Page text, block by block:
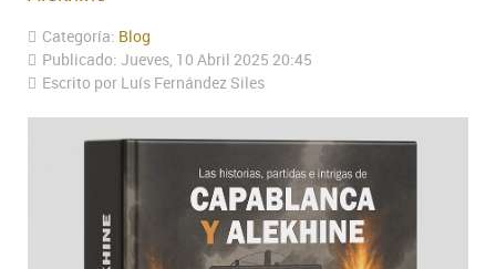
Categoría: Blog
Publicado: Jueves, 10 Abril 2025 20:45
Escrito por Luís Fernández Siles